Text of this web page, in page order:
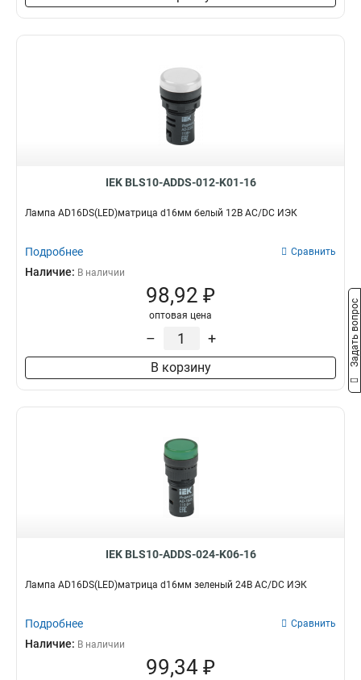
IEK BLS10-ADDS-012-K01-16
Лампа AD16DS(LED)матрица d16мм белый 12В AC/DC ИЭК
Подробнее Сравнить
Наличие: В наличии
98,92 ₽
оптовая цена
– +
В корзину
IEK BLS10-ADDS-024-K06-16
Лампа AD16DS(LED)матрица d16мм зеленый 24В AC/DC ИЭК
Подробнее Сравнить
Наличие: В наличии
99,34 ₽
Задать вопрос